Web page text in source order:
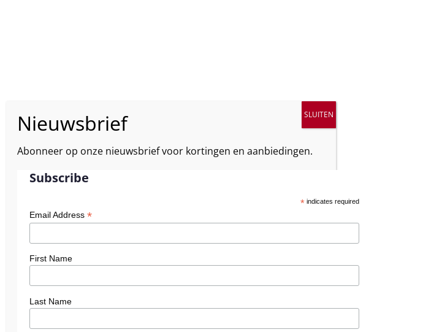
Abonneer op onze nieuwsbrief voor kortingen en aanbiedingen.
Subscribe
*indicates required
Email Address *
First Name
Last Name